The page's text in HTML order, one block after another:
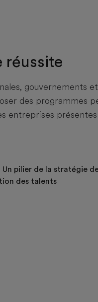
réussite
gouvernements
des programmes
entreprises
Un pilier de la stratégie
des talents